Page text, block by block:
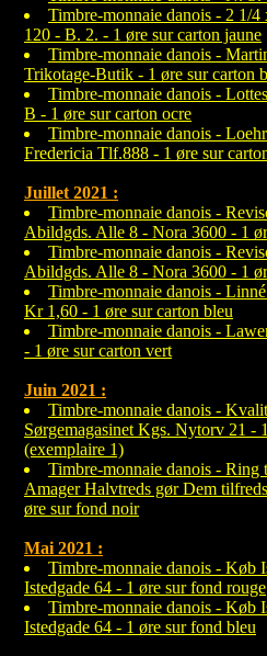
Timbre-monnaie danois - 2 1/
120 - B. 2. - 1 øre sur carton jaune
Timbre-monnaie danois -
Trikotage-Butik - 1 øre sur carton
Timbre-monnaie danois -
B - 1 øre sur carton ocre
Timbre-monnaie danois -
Fredericia Tlf.888 - 1 øre sur
Juillet 2021 :
Timbre-monnaie danois -
Abildgds. Alle 8 - Nora 3600 - 1
Timbre-monnaie danois -
Abildgds. Alle 8 - Nora 3600 - 1
Timbre-monnaie danois -
Kr 1,60 - 1 øre sur carton bleu
Timbre-monnaie danois -
- 1 øre sur carton vert
Juin 2021 :
Timbre-monnaie danois -
Sørgemagasinet Kgs. Nytorv 21 -
(exemplaire 1)
Timbre-monnaie danois -
Amager Halvtreds gør Dem
øre sur fond noir
Mai 2021 :
Timbre-monnaie danois - Køb
Istedgade 64 - 1 øre sur fond rouge
Timbre-monnaie danois - Køb
Istedgade 64 - 1 øre sur fond bleu